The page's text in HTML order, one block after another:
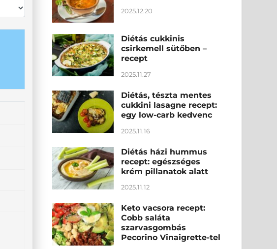
2025.12.20
Diétás cukkinis
csirkemell sütőben –
recept
2025.11.27
Diétás, tészta mentes
cukkini lasagne recept:
egy low-carb kedvenc
2025.11.16
Diétás házi hummus
recept: egészséges
krém pillanatok alatt
2025.11.12
Keto vacsora recept:
Cobb saláta
szarvasgombás
Pecorino Vinaigrette-tel